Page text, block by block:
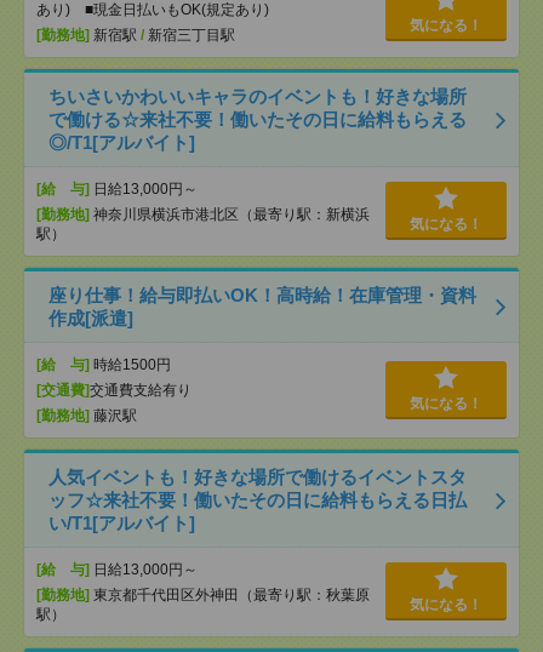
あり) ■現金日払いもOK(規定あり)
[勤務地] 新宿駅 / 新宿三丁目駅
気になる！
ちいさいかわいいキャラのイベントも！好きな場所
で働ける☆来社不要！働いたその日に給料もらえる
◎/T1[アルバイト]
[給 与] 日給13,000円～
[勤務地] 神奈川県横浜市港北区（最寄り駅：新横浜
駅）
気になる！
座り仕事！給与即払いOK！高時給！在庫管理・資料
作成[派遣]
[給 与] 時給1500円
[交通費]交通費支給有り
[勤務地] 藤沢駅
気になる！
人気イベントも！好きな場所で働けるイベントスタ
ッフ☆来社不要！働いたその日に給料もらえる日払
い/T1[アルバイト]
[給 与] 日給13,000円～
[勤務地] 東京都千代田区外神田（最寄り駅：秋葉原
駅）
気になる！